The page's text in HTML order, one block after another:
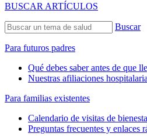
BUSCAR ARTÍCULOS
Buscar
Para futuros padres
Qué debes saber antes de que
Nuestras afiliaciones
Para familias existentes
Calendario de visitas de
Preguntas frecuentes y enlaces